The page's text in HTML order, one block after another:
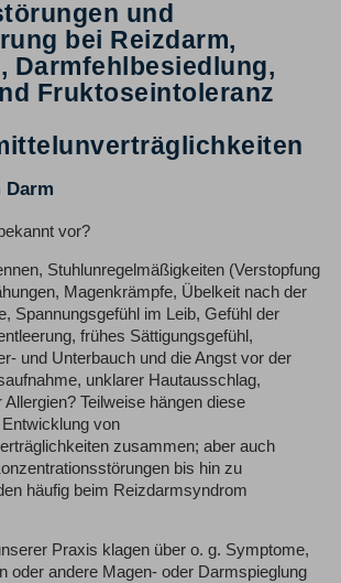
und
bei Reizdarm,
Darmfehlbesiedlung,
Fruktoseintoleranz
Darm
vor?
Stuhlunregelmäßigkeiten (Verstopfung
Magenkrämpfe, Übelkeit nach der
Spannungsgefühl im Leib, Gefühl der
frühes Sättigungsgefühl,
und Unterbauch und die Angst vor der
unklarer Hautausschlag,
Teilweise hängen diese
von
zusammen; aber auch
bis hin zu
häufig beim Reizdarmsyndrom
Praxis klagen über o. g. Symptome,
oder andere Magen- oder Darmspieglung